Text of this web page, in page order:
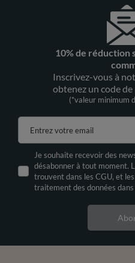
10% de
Inscrivez-vous à
obtenez un code
(*valeur minimum
Entrez votre email
Je souhaite recevoir des
désabonner à tout moment.
trouvent dans les CGU, et
traitement des données dans